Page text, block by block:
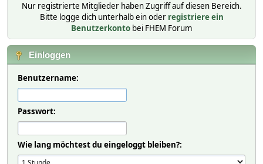
Nur registrierte Mitglieder haben Zugriff auf diesen Bereich.
Bitte logge dich unterhalb ein oder registriere ein
Benutzerkonto bei FHEM Forum
Einloggen
Benutzername:
Passwort:
Wie lang möchtest du eingeloggt bleiben?: